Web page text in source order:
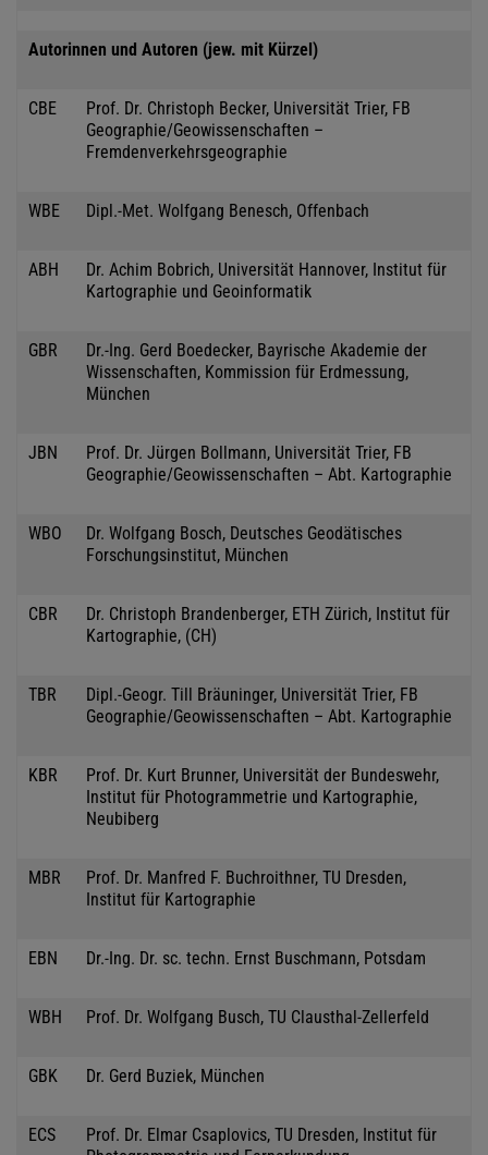
Autorinnen und Autoren (jew. mit Kürzel)
CBE
Prof. Dr. Christoph Becker, Universität Trier, FB
Geographie/Geowissenschaften –
Fremdenverkehrsgeographie
WBE Dipl.-Met. Wolfgang Benesch, Offenbach
ABH
Dr. Achim Bobrich, Universität Hannover, Institut für
Kartographie und Geoinformatik
GBR
Dr.-Ing. Gerd Boedecker, Bayrische Akademie der
Wissenschaften, Kommission für Erdmessung,
München
JBN
Prof. Dr. Jürgen Bollmann, Universität Trier, FB
Geographie/Geowissenschaften – Abt. Kartographie
WBO
Dr. Wolfgang Bosch, Deutsches Geodätisches
Forschungsinstitut, München
CBR
Dr. Christoph Brandenberger, ETH Zürich, Institut für
Kartographie, (CH)
TBR
Dipl.-Geogr. Till Bräuninger, Universität Trier, FB
Geographie/Geowissenschaften – Abt. Kartographie
KBR
Prof. Dr. Kurt Brunner, Universität der Bundeswehr,
Institut für Photogrammetrie und Kartographie,
Neubiberg
MBR
Prof. Dr. Manfred F. Buchroithner, TU Dresden,
Institut für Kartographie
EBN Dr.-Ing. Dr. sc. techn. Ernst Buschmann, Potsdam
WBH Prof. Dr. Wolfgang Busch, TU Clausthal-Zellerfeld
GBK Dr. Gerd Buziek, München
ECS
Prof. Dr. Elmar Csaplovics, TU Dresden, Institut für